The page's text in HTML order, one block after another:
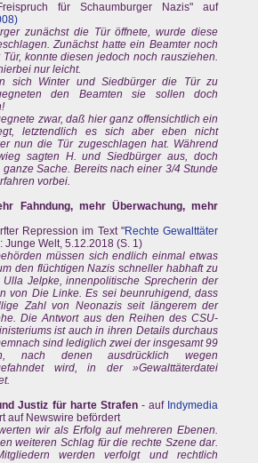
für Schaumburger Nazis" auf
zunächst die Tür öffnete, wurde diese
Zunächst hatte ein Beamter noch
konnte diesen jedoch noch rausziehen.
nur leicht.
sich Winter und Siedbürger die Tür zu
den Beamten sie sollen doch
zwar, daß hier ganz offensichtlich ein
letztendlich es sich aber eben nicht
nun die Tür zugeschlagen hat. Während
sagten H. und Siedbürger aus, doch
Sache. Bereits nach einer 3/4 Stunde
vorbei.
Fahndung, mehr Überwachung, mehr
Repression im Text "Rechte Gewalttäter
Junge Welt, 5.12.2018 (S. 1)
müssen sich endlich einmal etwas
den flüchtigen Nazis schneller habhaft zu
Jelpke, innenpolitische Sprecherin der
von Die Linke. Es sei beunruhigend, dass
Zahl von Neonazis seit längerem der
Die Antwort aus den Reihen des CSU-
ist auch in ihren Details durchaus
sind lediglich zwei der insgesamt 99
nach denen ausdrücklich wegen
wird, in der »Gewalttäterdatei
Justiz für harte Strafen- auf Indymedia
auf Newswire befördert
wir als Erfolg auf mehreren Ebenen.
weiteren Schlag für die rechte Szene dar.
werden verfolgt und rechtlich